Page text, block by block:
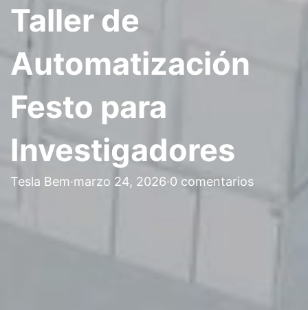
Taller de
Automatización
Festo para
Investigadores
Tesla Bem·marzo 24, 2026·0 comentarios